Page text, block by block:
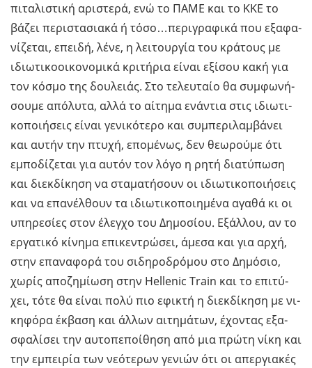
πι­τα­λι­στι­κή αρι­στε­ρά, ενώ το ΠΑΜΕ και το ΚΚΕ το
βάζει πε­ρι­στα­σια­κά ή τόσο…πε­ρι­γρα­φι­κά που εξα­φα­
νί­ζε­ται, επει­δή, λένε, η λει­τουρ­γία του κρά­τους µε
ιδιω­τι­κο­οι­κο­νο­µι­κά κρι­τή­ρια είναι εξί­σου κακή για
τον κόσµο της δου­λειάς. Στο τε­λευ­ταίο θα συ­µφω­νή­
σου­µε από­λυ­τα, αλλά το αί­τη­µα ενά­ντια στις ιδιω­τι­
κο­ποι­ή­σεις είναι γε­νι­κό­τε­ρο και συ­µπε­ρι­λα­µβά­νει
και αυτήν την πτυχή, επο­µέ­νως, δεν θε­ω­ρού­µε ότι
εµπο­δί­ζε­ται για αυτόν τον λόγο η ρητή δια­τύ­πω­ση
και διεκ­δί­κη­ση να στα­µα­τή­σουν οι ιδιω­τι­κο­ποι­ή­σεις
και να επα­νέλ­θουν τα ιδιω­τι­κο­ποι­η­µέ­να αγαθά κι οι
υπη­ρε­σί­ες στον έλεγ­χο του Δη­µο­σί­ου. Εξάλ­λου, αν το
ερ­γα­τι­κό κί­νη­µα επι­κε­ντρώ­σει, άµεσα και για αρχή,
στην επα­να­φο­ρά του σι­δη­ρο­δρό­µου στο Δη­µό­σιο,
χωρίς απο­ζη­µί­ω­ση στην Hellenic Train και το επι­τύ­
χει, τότε θα είναι πολύ πιο εφι­κτή η διεκ­δί­κη­ση µε νι­
κη­φό­ρα έκ­βα­ση και άλλων αι­τη­µά­των, έχο­ντας εξα­
σφα­λί­σει την αυ­το­πε­ποί­θη­ση από µια πρώτη νίκη και
την εµπει­ρία των νε­ό­τε­ρων γε­νιών ότι οι απερ­για­κές